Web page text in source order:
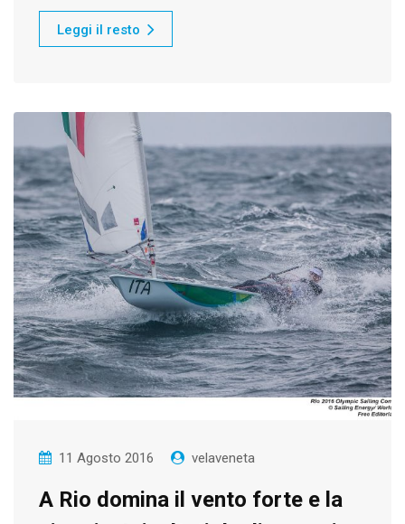
Leggi il resto
11 Agosto 2016 velaveneta
A Rio domina il vento forte e la